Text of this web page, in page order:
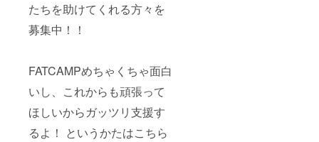
たちを助けてくれる方々を
募集中！！
FATCAMPめちゃくちゃ面白
いし、これからも頑張って
ほしいからガッツリ支援す
るよ！ というかたはこちら